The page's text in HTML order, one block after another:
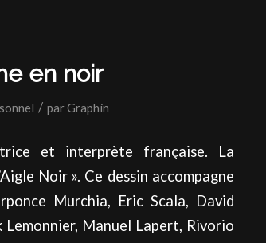
en noir
/ parGraphin
et interprète française. La
Noir ». Ce dessin accompagne
Murchia, Eric Scala, David
Manuel Lapert, Rivorio